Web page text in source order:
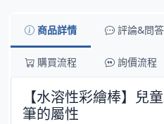
商品詳情 評論&問答
購買流程 詢價流程
【水溶性彩繪棒】兒
筆的屬性